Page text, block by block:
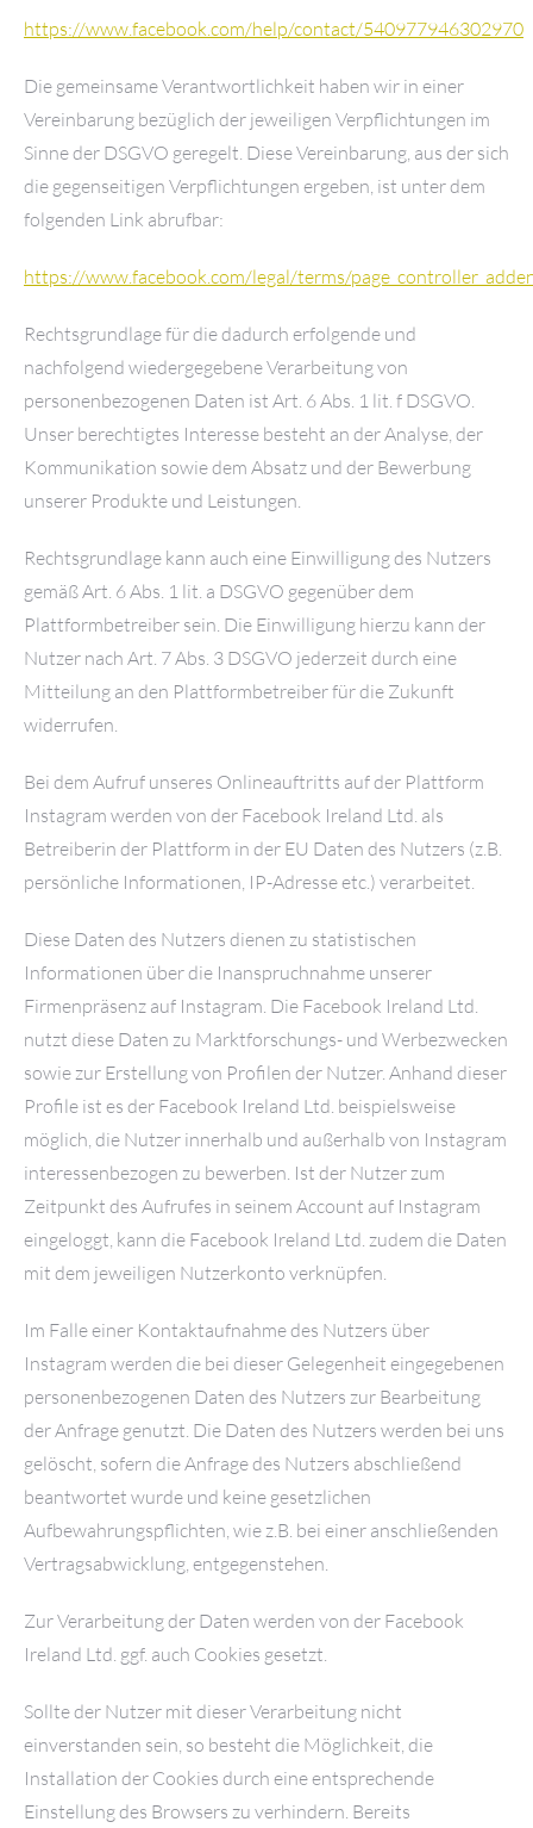
https://www.facebook.com/help/contact/540977946302970
Die gemeinsame Verantwortlichkeit haben wir in einer
Vereinbarung bezüglich der jeweiligen Verpflichtungen im
Sinne der DSGVO geregelt. Diese Vereinbarung, aus der sich
die gegenseitigen Verpflichtungen ergeben, ist unter dem
folgenden Link abrufbar:
https://www.facebook.com/legal/terms/
Rechtsgrundlage für die dadurch erfolgende und
nachfolgend wiedergegebene Verarbeitung von
personenbezogenen Daten ist Art. 6 Abs. 1 lit. f DSGVO.
Unser berechtigtes Interesse besteht an der Analyse, der
Kommunikation sowie dem Absatz und der Bewerbung
unserer Produkte und Leistungen.
Rechtsgrundlage kann auch eine Einwilligung des Nutzers
gemäß Art. 6 Abs. 1 lit. a DSGVO gegenüber dem
Plattformbetreiber sein. Die Einwilligung hierzu kann der
Nutzer nach Art. 7 Abs. 3 DSGVO jederzeit durch eine
Mitteilung an den Plattformbetreiber für die Zukunft
widerrufen.
Bei dem Aufruf unseres Onlineauftritts auf der Plattform
Instagram werden von der Facebook Ireland Ltd. als
Betreiberin der Plattform in der EU Daten des Nutzers (z.B.
persönliche Informationen, IP-Adresse etc.) verarbeitet.
Diese Daten des Nutzers dienen zu statistischen
Informationen über die Inanspruchnahme unserer
Firmenpräsenz auf Instagram. Die Facebook Ireland Ltd.
nutzt diese Daten zu Marktforschungs- und Werbezwecken
sowie zur Erstellung von Profilen der Nutzer. Anhand dieser
Profile ist es der Facebook Ireland Ltd. beispielsweise
möglich, die Nutzer innerhalb und außerhalb von Instagram
interessenbezogen zu bewerben. Ist der Nutzer zum
Zeitpunkt des Aufrufes in seinem Account auf Instagram
eingeloggt, kann die Facebook Ireland Ltd. zudem die Daten
mit dem jeweiligen Nutzerkonto verknüpfen.
Im Falle einer Kontaktaufnahme des Nutzers über
Instagram werden die bei dieser Gelegenheit eingegebenen
personenbezogenen Daten des Nutzers zur Bearbeitung
der Anfrage genutzt. Die Daten des Nutzers werden bei uns
gelöscht, sofern die Anfrage des Nutzers abschließend
beantwortet wurde und keine gesetzlichen
Aufbewahrungspflichten, wie z.B. bei einer anschließenden
Vertragsabwicklung, entgegenstehen.
Zur Verarbeitung der Daten werden von der Facebook
Ireland Ltd. ggf. auch Cookies gesetzt.
Sollte der Nutzer mit dieser Verarbeitung nicht
einverstanden sein, so besteht die Möglichkeit, die
Installation der Cookies durch eine entsprechende
Einstellung des Browsers zu verhindern. Bereits